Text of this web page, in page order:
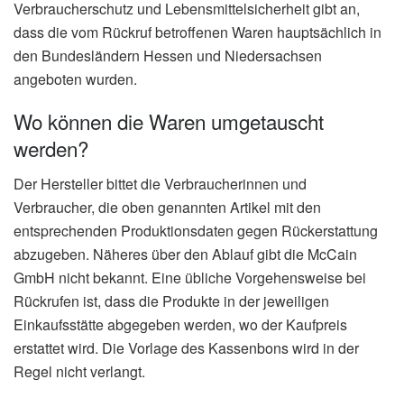
Verbraucherschutz und Lebensmittelsicherheit gibt an,
dass die vom Rückruf betroffenen Waren hauptsächlich in
den Bundesländern Hessen und Niedersachsen
angeboten wurden.
Wo können die Waren umgetauscht
werden?
Der Hersteller bittet die Verbraucherinnen und
Verbraucher, die oben genannten Artikel mit den
entsprechenden Produktionsdaten gegen Rückerstattung
abzugeben. Näheres über den Ablauf gibt die McCain
GmbH nicht bekannt. Eine übliche Vorgehensweise bei
Rückrufen ist, dass die Produkte in der jeweiligen
Einkaufsstätte abgegeben werden, wo der Kaufpreis
erstattet wird. Die Vorlage des Kassenbons wird in der
Regel nicht verlangt.